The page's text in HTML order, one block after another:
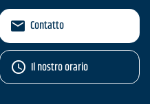
Contatto
Il nostro orario